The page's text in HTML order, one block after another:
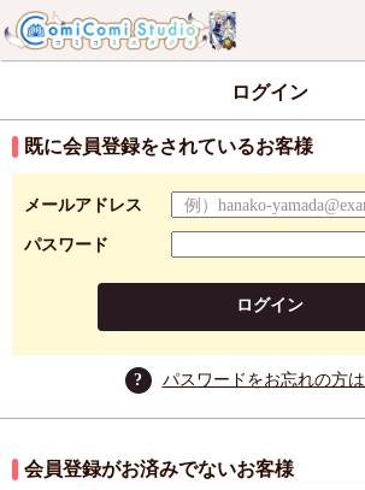
ログイン
既に会員登録をされているお客様
メールアドレス
パスワード
ログイン
? パスワードをお忘れの方
会員登録がお済みでないお客様